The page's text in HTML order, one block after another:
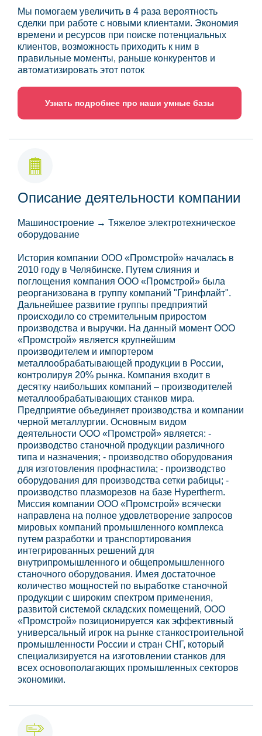
Мы помогаем увеличить в 4 раза вероятность
сделки при работе с новыми клиентами. Экономия
времени и ресурсов при поиске потенциальных
клиентов, возможность приходить к ним в
правильные моменты, раньше конкурентов и
автоматизировать этот поток
Узнать подробнее про наши умные базы
Описание деятельности компании
Машиностроение → Тяжелое электротехническое
оборудование
История компании ООО «Промстрой» началась в
2010 году в Челябинске. Путем слияния и
поглощения компания ООО «Промстрой» была
реорганизована в группу компаний "Гринфлайт".
Дальнейшее развитие группы предприятий
происходило со стремительным приростом
производства и выручки. На данный момент ООО
«Промстрой» является крупнейшим
производителем и импортером
металлообрабатывающей продукции в России,
контролируя 20% рынка. Компания входит в
десятку наибольших компаний – производителей
металлообрабатывающих станков мира.
Предприятие объединяет производства и компании
черной металлургии. Основным видом
деятельности ООО «Промстрой» является: -
производство станочной продукции различного
типа и назначения; - производство оборудования
для изготовления профнастила; - производство
оборудования для производства сетки рабицы; -
производство плазморезов на базе Hypertherm.
Миссия компании ООО «Промстрой» всячески
направлена на полное удовлетворение запросов
мировых компаний промышленного комплекса
путем разработки и транспортирования
интегрированных решений для
внутрипромышленного и общепромышленного
станочного оборудования. Имея достаточное
количество мощностей по выработке станочной
продукции с широким спектром применения,
развитой системой складских помещений, ООО
«Промстрой» позиционируется как эффективный
универсальный игрок на рынке станкостроительной
промышленности России и стран СНГ, который
специализируется на изготовлении станков для
всех основополагающих промышленных секторов
экономики.